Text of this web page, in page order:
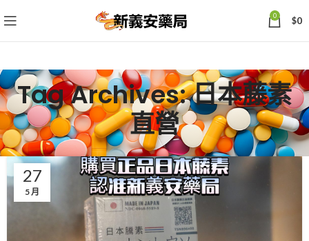
0 $0
Tag Archives: 日本藤素
直營
27
5 月